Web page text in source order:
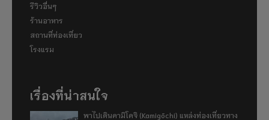
รีวิวอื่นๆ
ร้านอาหาร
สถานที่ท่องเที่ยว
โรงแรม
เรื่องที่น่าสนใจ
พาไปเดินคามิโคจิ (Kamigōchi) แหล่งท่องเที่ยวทาง